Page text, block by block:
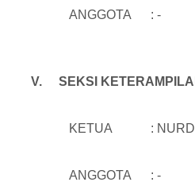
ANGGOTA : -
V. SEKSI
KETUA :
ANGGOTA : -